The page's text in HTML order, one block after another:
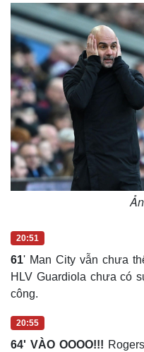
Văn hóa
Sân khấu - Điện ảnh
Văn học
20:51
61' Man City vẫn chưa
HLV Guardiola chưa có
công.
20:55
64' VÀO OOOO!!!